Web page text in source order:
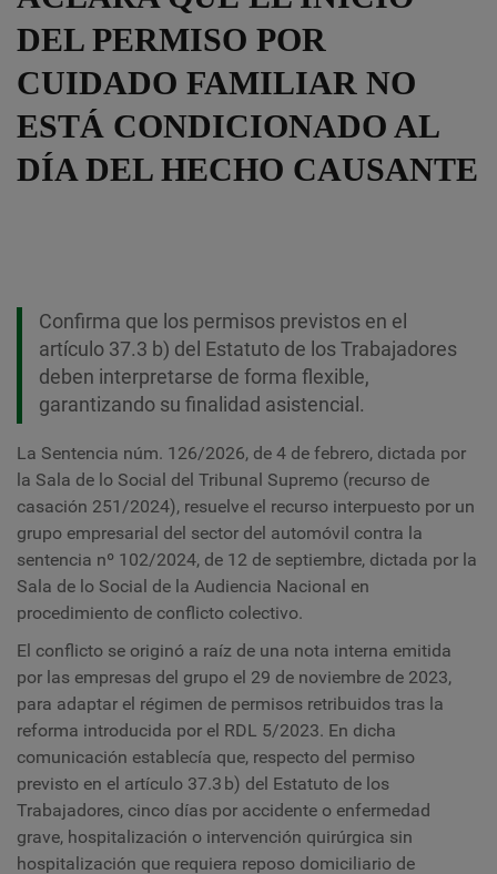
DEL PERMISO POR
CUIDADO FAMILIAR NO
ESTÁ CONDICIONADO AL
DÍA DEL HECHO CAUSANTE
Confirma que los permisos previstos en el
artículo 37.3 b) del Estatuto de los Trabajadores
deben interpretarse de forma flexible,
garantizando su finalidad asistencial.
La Sentencia núm. 126/2026, de 4 de febrero, dictada por
la Sala de lo Social del Tribunal Supremo (recurso de
casación 251/2024), resuelve el recurso interpuesto por un
grupo empresarial del sector del automóvil contra la
sentencia nº 102/2024, de 12 de septiembre, dictada por la
Sala de lo Social de la Audiencia Nacional en
procedimiento de conflicto colectivo.
El conflicto se originó a raíz de una nota interna emitida
por las empresas del grupo el 29 de noviembre de 2023,
para adaptar el régimen de permisos retribuidos tras la
reforma introducida por el RDL 5/2023. En dicha
comunicación establecía que, respecto del permiso
previsto en el artículo 37.3 b) del Estatuto de los
Trabajadores, cinco días por accidente o enfermedad
grave, hospitalización o intervención quirúrgica sin
hospitalización que requiera reposo domiciliario de